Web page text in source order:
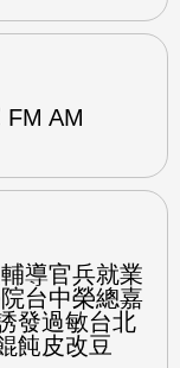
AM
導官兵就業
台中榮總嘉
發過敏台北
飩皮改豆